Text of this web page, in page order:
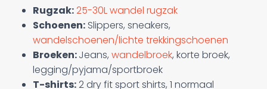
Rugzak:25-30L wandel rugzak
Schoenen: Slippers, sneakers,
wandelschoenen/lichte trekkingschoenen
Broeken:Jeans, wandelbroek, korte broek,
legging/pyjama/sportbroek
T-shirts:2 dry fit sport shirts, 1 normaal